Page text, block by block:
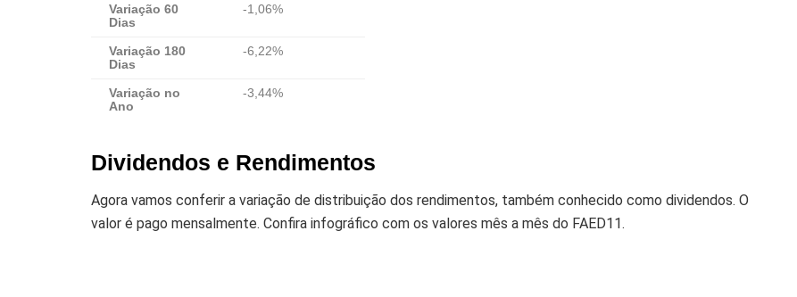
Variação 60
Dias
-1,06%
Variação 180
Dias
-6,22%
Variação no
Ano
-3,44%
Dividendos e Rendimentos
Agora vamos conferir a variação de distribuição dos rendimentos, também conhecido como dividendos. O
valor é pago mensalmente. Confira infográfico com os valores mês a mês do FAED11.